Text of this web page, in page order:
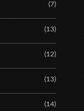
(7)
(13)
(12)
(13)
(14)